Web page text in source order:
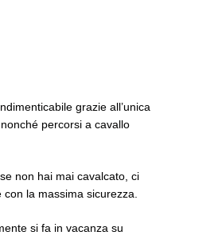
grazie all’unica
percorsi a cavallo
non hai mai cavalcato, ci
la massima sicurezza.
si fa in vacanza su